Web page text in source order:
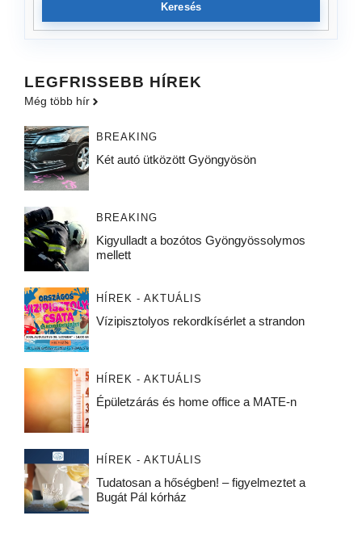
Keresés
LEGFRISSEBB HÍREK
Még több hír
BREAKING
Két autó ütközött Gyöngyösön
BREAKING
Kigyulladt a bozótos Gyöngyössolymos
mellett
HÍREK - AKTUÁLIS
Vízipisztolyos rekordkísérlet a strandon
HÍREK - AKTUÁLIS
Épületzárás és home office a MATE-n
HÍREK - AKTUÁLIS
Tudatosan a hőségben! – figyelmeztet a
Bugát Pál kórház